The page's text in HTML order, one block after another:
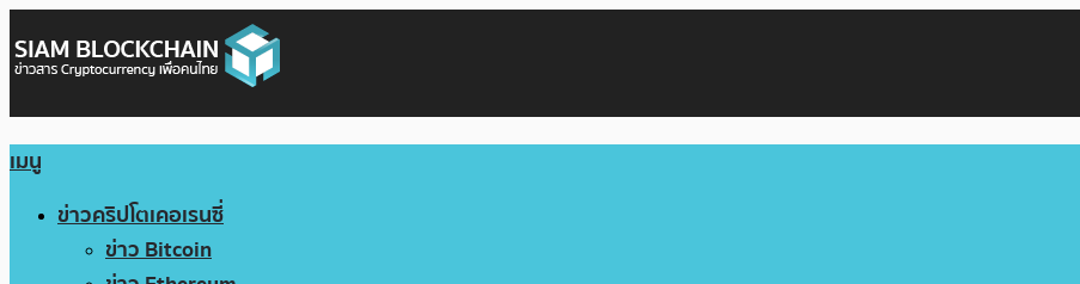
เมนู
ข่าวคริปโตเคอเรนซี่
ข่าว Bitcoin